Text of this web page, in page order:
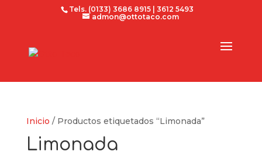
Tels. (0133) 3686 8915 | 3612 5493
admon@ottotaco.com
Inicio / Productos etiquetados “Limonada”
Limonada